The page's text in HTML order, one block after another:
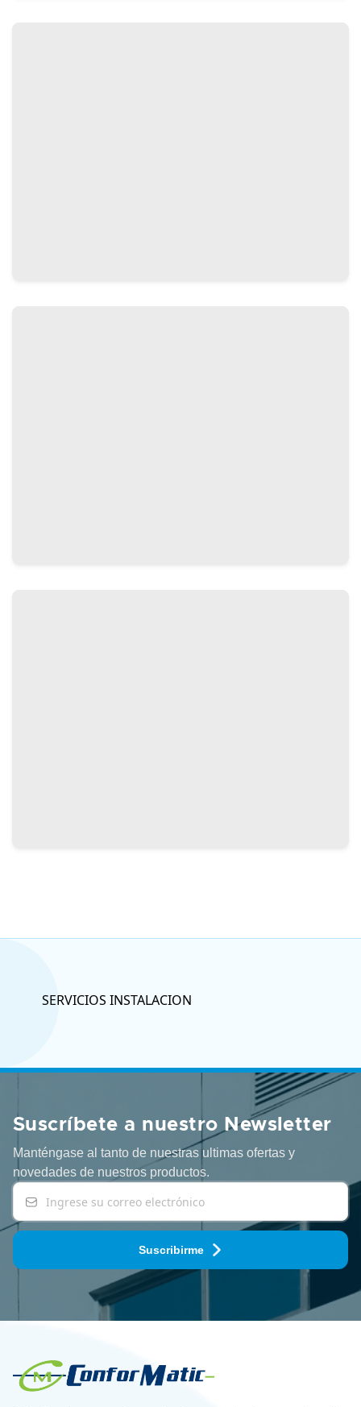
SERVICIOS INSTALACION
Suscríbete a nuestro Newsletter
Manténgase al tanto de nuestras ultimas ofertas y
novedades de nuestros productos.
Suscribirme